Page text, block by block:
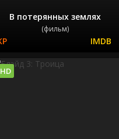
В потерянных землях
(фильм)
HD